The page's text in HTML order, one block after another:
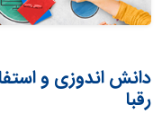
دانش اندوزی و
رقبا